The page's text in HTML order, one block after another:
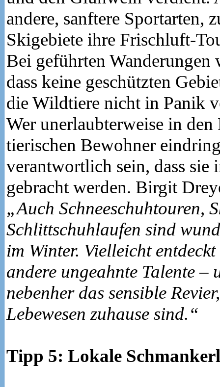
andere, sanftere Sportarten,
Skigebiete ihre Frischluft-
Bei geführten Wanderungen
dass keine geschützten
die Wildtiere nicht in Panik
Wer unerlaubterweise in den
tierischen Bewohner
verantwortlich sein, dass sie
gebracht werden. Birgit
„Auch Schneeschuhtouren,
Schlittschuhlaufen sind
im Winter. Vielleicht
andere ungeahnte Talente –
nebenher das sensible
Lebewesen zuhause sind.“
Tipp 5: Lokale